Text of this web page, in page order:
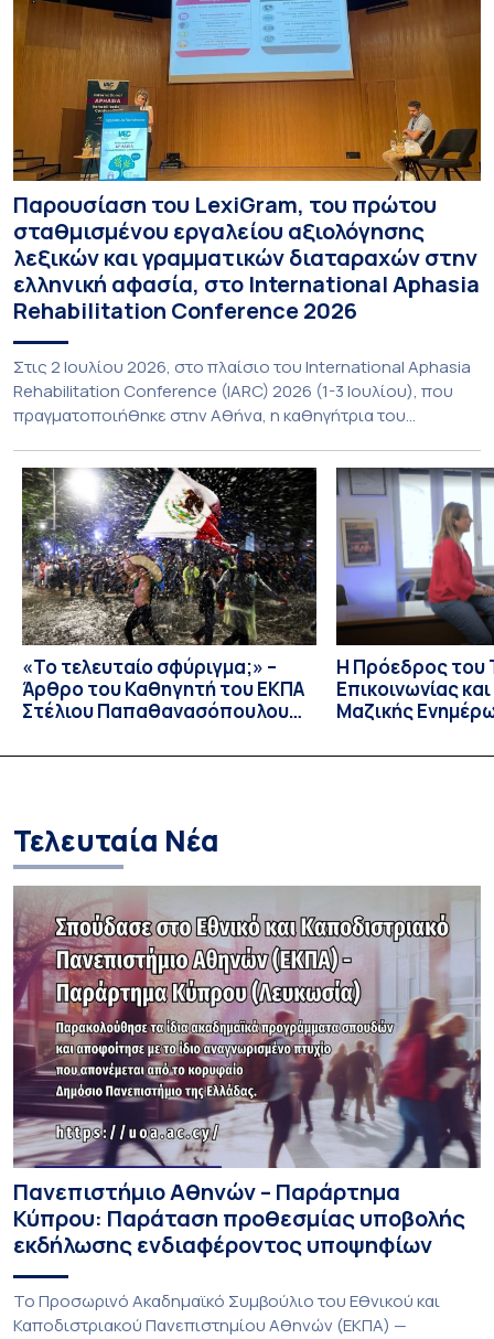
Παρουσίαση του LexiGram, του πρώτου
σταθμισμένου εργαλείου αξιολόγησης
λεξικών και γραμματικών διαταραχών στην
ελληνική αφασία, στο International Aphasia
Rehabilitation Conference 2026
Στις 2 Ιουλίου 2026, στο πλαίσιο του International Aphasia
Rehabilitation Conference (IARC) 2026 (1-3 Ιουλίου), που
πραγματοποιήθηκε στην Αθήνα, η καθηγήτρια του
Πανεπιστημίου Αθηνών, Σπυριδούλα Βαρλοκώστα,
παρουσίασε το LexiGram, ένα καινοτόμο, σταθμισμένο
εργαλείο αξιολόγησης των λεξικών και γραμματικών
διαταραχών σε ελληνόφωνους ασθενείς με αφασία. Η
αφασία είναι επίκτητη γλωσσική […]
«Το τελευταίο σφύριγμα;» –
Άρθρο του Καθηγητή του ΕΚΠΑ
Στέλιου Παπαθανασόπουλου
Η Πρόεδρος του
Επικοινωνίας
Μαζικής
Καθηγήτρια
Τελευταία Νέα
Πανεπιστήμιο Αθηνών – Παράρτημα
Κύπρου: Παράταση προθεσμίας υποβολής
εκδήλωσης ενδιαφέροντος υποψηφίων
Το Προσωρινό Ακαδημαϊκό Συμβούλιο του Εθνικού και
Καποδιστριακού Πανεπιστημίου Αθηνών (ΕΚΠΑ) —